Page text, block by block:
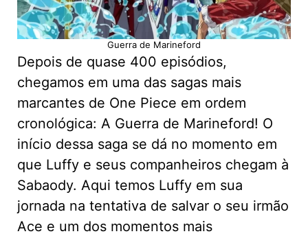
Guerra de Marineford
Depois de quase 400 episódios,
chegamos em uma das sagas mais
marcantes de One Piece em ordem
cronológica: A Guerra de Marineford! O
início dessa saga se dá no momento em
que Luffy e seus companheiros chegam à
Sabaody. Aqui temos Luffy em sua
jornada na tentativa de salvar o seu irmão
Ace e um dos momentos mais